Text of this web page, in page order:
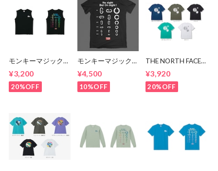
モンキーマジック
スリーブシャツ
¥3,200
20%OFF
モンキーマジックオ
クTシャツ
¥4,500
10%OFF
THE NORTH FACE
ズ＆ウィメンズ）
¥3,920
20%OFF